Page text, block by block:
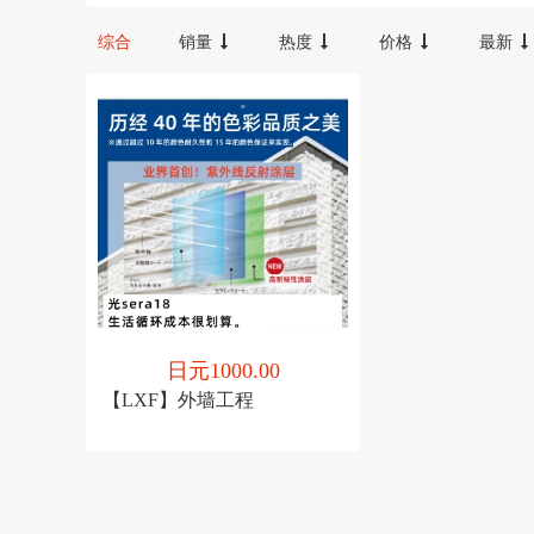
综合 销量 热度 价格 最新
日元1000.00
【LXF】外墙工程